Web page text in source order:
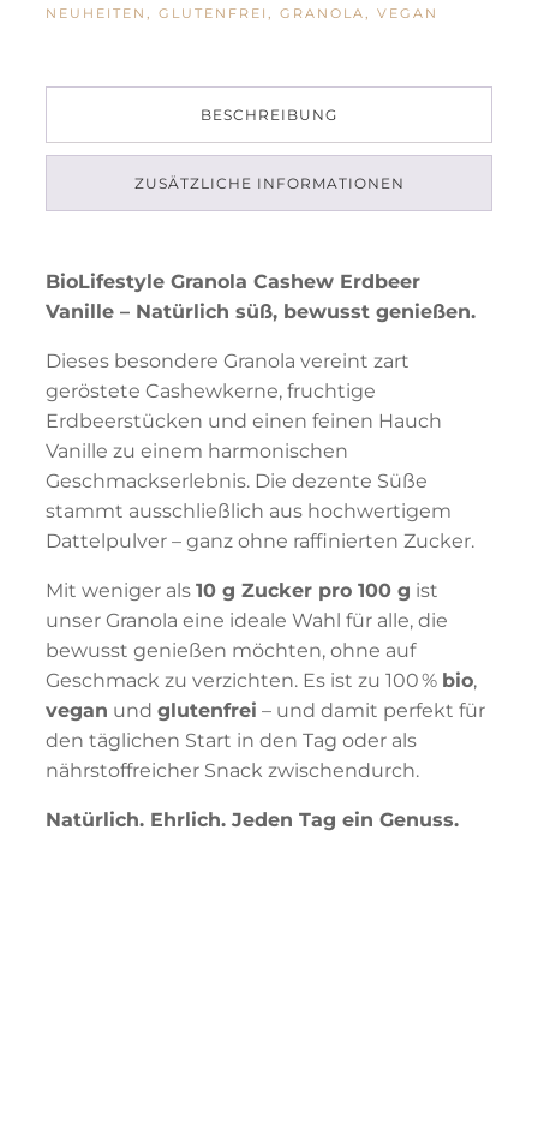
NEUHEITEN
,GLUTENFREI ,GRANOLA ,VEGAN
BESCHREIBUNG
ZUSÄTZLICHE INFORMATIONEN
BioLifestyle Granola Cashew Erdbeer
Vanille – Natürlich süß, bewusst genießen.
Dieses besondere Granola vereint zart
geröstete Cashewkerne, fruchtige
Erdbeerstücken und einen feinen Hauch
Vanille zu einem harmonischen
Geschmackserlebnis. Die dezente Süße
stammt ausschließlich aus hochwertigem
Dattelpulver – ganz ohne raffinierten Zucker.
Mit weniger als10 g Zucker pro 100 g ist
unser Granola eine ideale Wahl für alle, die
bewusst genießen möchten, ohne auf
Geschmack zu verzichten. Es ist zu 100 % bio,
vegan undglutenfrei – und damit perfekt für
den täglichen Start in den Tag oder als
nährstoffreicher Snack zwischendurch.
Natürlich. Ehrlich. Jeden Tag ein Genuss.